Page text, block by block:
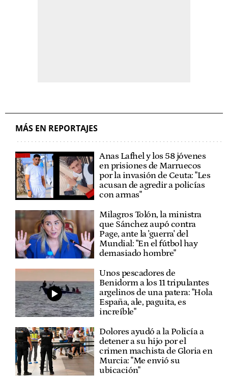
MÁS EN REPORTAJES
Anas Lafhel y los 58 jóvenes
en prisiones de Marruecos
por la invasión de Ceuta: "Les
acusan de agredir a policías
con armas"
Milagros Tolón, la ministra
que Sánchez aupó contra
Page, ante la 'guerra' del
Mundial: "En el fútbol hay
demasiado hombre"
Unos pescadores de
Benidorm a los 11 tripulantes
argelinos de una patera: "Hola
España, ale, paguita, es
increíble"
Dolores ayudó a la Policía a
detener a su hijo por el
crimen machista de Gloria en
Murcia: "Me envió su
ubicación"